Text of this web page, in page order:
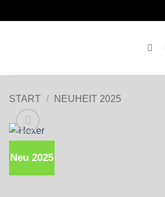
START / NEUHEIT 2025
Neu 2025